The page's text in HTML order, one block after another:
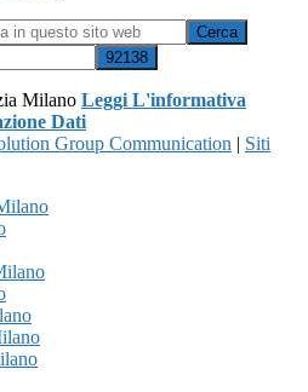
Milano Leggi L'informativa
Dati
Group Communication | Siti